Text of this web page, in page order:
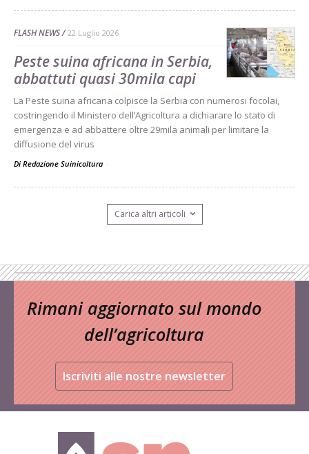
FLASH NEWS 22 Luglio 2026
Peste suina africana in Serbia,
abbattuti quasi 30mila capi
La Peste suina africana colpisce la Serbia con numerosi focolai,
costringendo il Ministero dell’Agricoltura a dichiarare lo stato di
emergenza e ad abbattere oltre 29mila animali per limitare la
diffusione del virus
Di Redazione Suinicoltura -
Carica altri articoli
Rimani aggiornato sul mondo
dell’agricoltura
Iscriviti alle nostre newsletter